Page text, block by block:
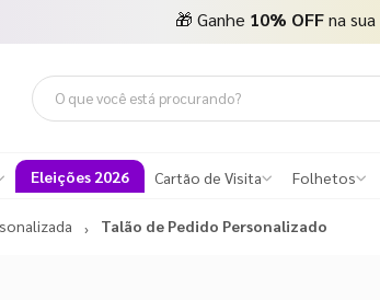
🎁 Ganhe 10% OFFna sua
Eleições 2026 Cartão de Visita Folhetos
Talão de Pedido Personalizado